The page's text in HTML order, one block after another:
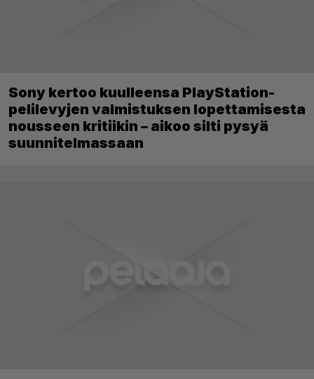
Sony kertoo kuulleensa PlayStation-
pelilevyjen valmistuksen lopettamisesta
nousseen kritiikin – aikoo silti pysyä
suunnitelmassaan